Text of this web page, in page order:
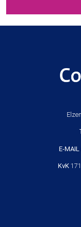
E-MAIL
KvK